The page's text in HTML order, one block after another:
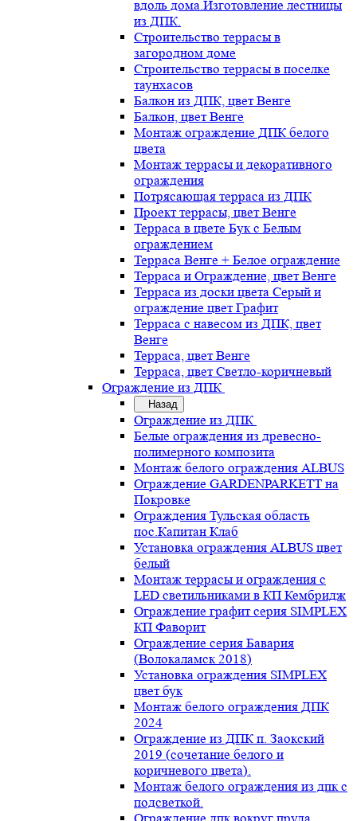
вдоль дома.Изготовление лестницы
из ДПК.
Строительство террасы в
загородном доме
Строительство террасы в поселке
таунхасов
Балкон из ДПК, цвет Венге
Балкон, цвет Венге
Монтаж ограждение ДПК белого
цвета
Монтаж террасы и декоративного
ограждения
Потрясающая терраса из ДПК
Проект террасы, цвет Венге
Терраса в цвете Бук с Белым
ограждением
Терраса Венге + Белое ограждение
Терраса и Ограждение, цвет Венге
Терраса из доски цвета Серый и
ограждение цвет Графит
Терраса с навесом из ДПК, цвет
Венге
Терраса, цвет Венге
Терраса, цвет Светло-коричневый
Ограждение из ДПК
Назад
Ограждение из ДПК
Белые ограждения из древесно-
полимерного композита
Монтаж белого ограждения ALBUS
Ограждение GARDENPARKETT на
Покровке
Ограждения Тульская область
пос.Капитан Клаб
Установка ограждения ALBUS цвет
белый
Монтаж террасы и ограждения с
LED светильниками в КП Кембридж
Ограждение графит серия SIMPLEX
КП Фаворит
Ограждение серия Бавария
(Волокаламск 2018)
Установка ограждения SIMPLEX
цвет бук
Монтаж белого ограждения ДПК
2024
Ограждение из ДПК п. Заокский
2019 (сочетание белого и
коричневого цвета).
Монтаж белого ограждения из дпк с
подсветкой.